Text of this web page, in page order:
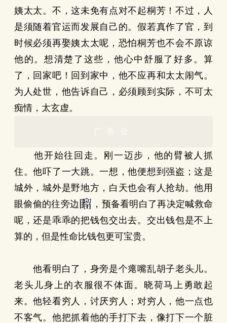
姨太太。不，这未免有点对不起桐芳！不过，人
是须随着官运而发展自己的。假若真作了官，到
时候必须再娶姨太太呢，恐怕桐芳也不会不原谅
他的。想清楚了这些，他心中舒服了好多。算
了，回家吧！回到家中，他不应再和太太闹气。
为人处世，他告诉自己，必须顾到实际，不可太
痴情，太玄虚。
广告位
他开始往回走。刚一迈步，他的臂被人抓
住。他吓了一大跳。一想，他便想到强盗；这是
城外，城外是野地方，白天也会有人抢劫。他用
眼偷偷的往旁边
，预备看明白了再决定喊救命
呢，还是乖乖的把钱包交出去。交出钱包是不上
算的，但是性命比钱包更可宝贵。
他看明白了，身旁是个瘪嘴乱胡子老头儿。
老头儿身上的衣服很不体面。晓荷马上勇敢起
来。他轻看穷人，讨厌穷人；对穷人，他一点也
不客气。他把抓着他的手打下去，像打下一个脏